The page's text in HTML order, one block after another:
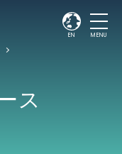
EN MENU
ス